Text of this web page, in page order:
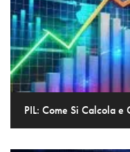
PIL: Come Si Calcola e